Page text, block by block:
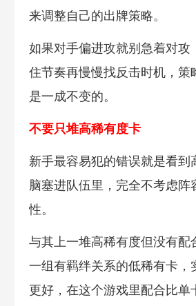
来调整自己的出牌策略。
如果对手偏进攻就别急着对攻
住节奏再慢慢找反击时机，策
是一成不变的。
不要只堆高稀有度卡
新手最容易犯的错误就是看到
脑塞进队伍里，完全不考虑阵
性。
与其上一堆高稀有度但没有配
一组有羁绊关系的低稀有卡，
更好，在这个游戏里配合比单